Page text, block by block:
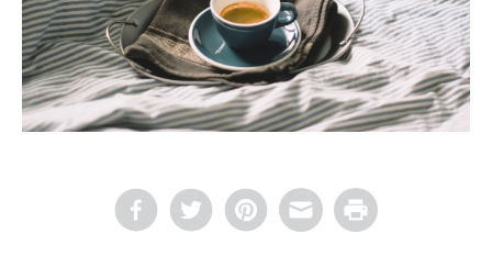
Email Print